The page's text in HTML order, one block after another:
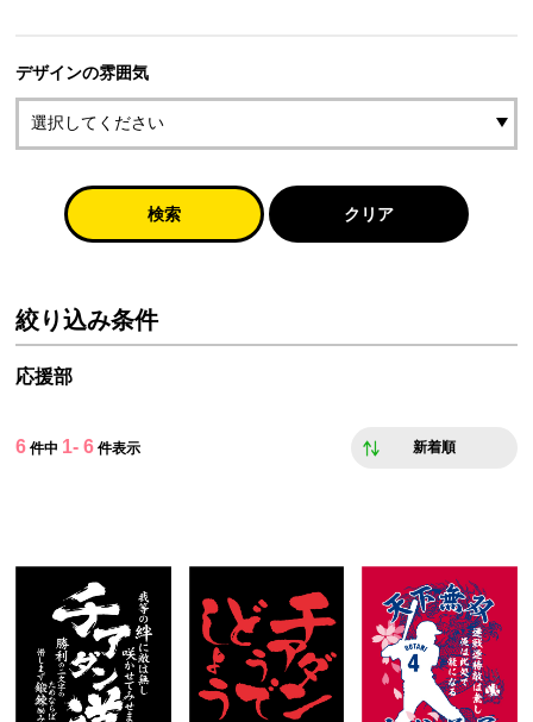
デザインの雰囲気
検索 クリア
絞り込み条件
応援部
6 件中 1- 6 件表示 新着順